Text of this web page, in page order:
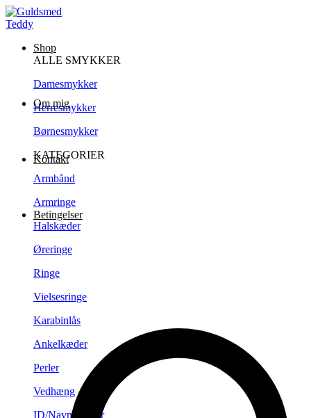
Shop
ALLE SMYKKER
Damesmykker
Herresmykker
Børnesmykker
KATEGORIER
Armbånd
Armringe
Halskæder
Øreringe
Ringe
Vielsesringe
Karabinlås
Ankelkæder
Perler
Vedhæng
ID/Navneplader
Om mig
Kontakt
Betingelser